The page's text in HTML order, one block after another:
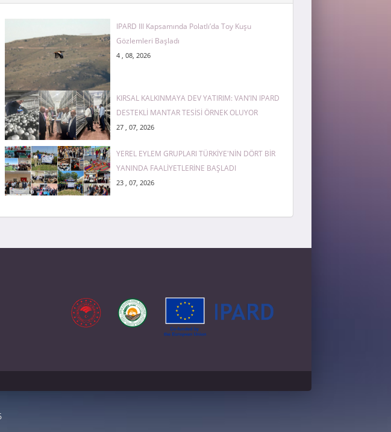
IPARD III Kapsamında Polatlı’da Toy Kuşu
Gözlemleri Başladı
4 , 08, 2026
KIRSAL KALKINMAYA DEV YATIRIM: VAN’IN IPARD
DESTEKLİ MANTAR TESİSİ ÖRNEK OLUYOR
27 , 07, 2026
YEREL EYLEM GRUPLARI TÜRKİYE'NİN DÖRT BİR
YANINDA FAALİYETLERİNE BAŞLADI
23 , 07, 2026